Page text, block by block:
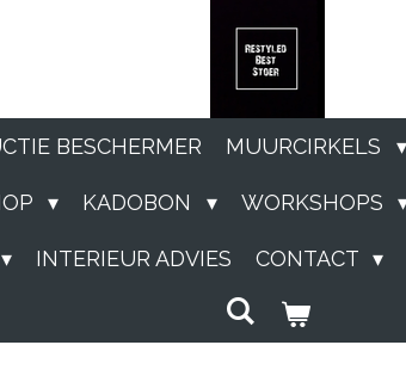
BESCHERMER MUURCIRKELS
KADOBON WORKSHOPS
INTERIEUR ADVIES CONTACT